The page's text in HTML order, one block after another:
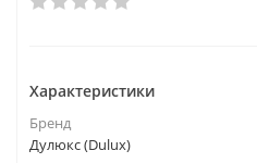
Характеристики
Бренд
Дулюкс (Dulux)